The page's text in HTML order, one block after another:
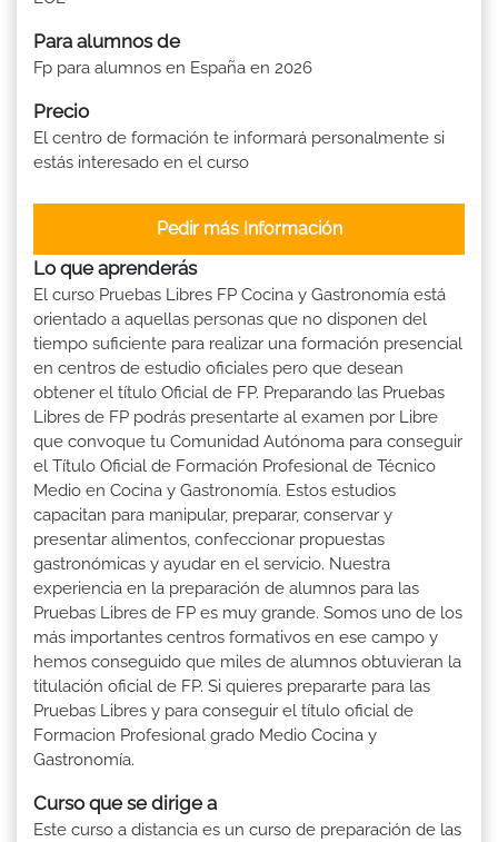
Para alumnos de
Fp para alumnos en España en 2026
Precio
El centro de formación te informará personalmente si
estás interesado en el curso
Pedir más Información
Lo que aprenderás
El curso Pruebas Libres FP Cocina y Gastronomía está
orientado a aquellas personas que no disponen del
tiempo suficiente para realizar una formación presencial
en centros de estudio oficiales pero que desean
obtener el título Oficial de FP. Preparando las Pruebas
Libres de FP podrás presentarte al examen por Libre
que convoque tu Comunidad Autónoma para conseguir
el Título Oficial de Formación Profesional de Técnico
Medio en Cocina y Gastronomía. Estos estudios
capacitan para manipular, preparar, conservar y
presentar alimentos, confeccionar propuestas
gastronómicas y ayudar en el servicio. Nuestra
experiencia en la preparación de alumnos para las
Pruebas Libres de FP es muy grande. Somos uno de los
más importantes centros formativos en ese campo y
hemos conseguido que miles de alumnos obtuvieran la
titulación oficial de FP. Si quieres prepararte para las
Pruebas Libres y para conseguir el título oficial de
Formacion Profesional grado Medio Cocina y
Gastronomía.
Curso que se dirige a
Este curso a distancia es un curso de preparación de las